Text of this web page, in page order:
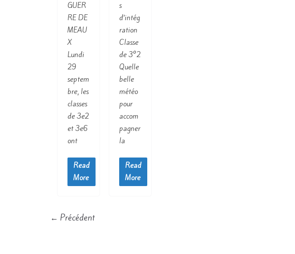
GUER
RE DE
MEAU
X
Lundi
29
septem
bre, les
classes
de 3e2
et 3e6
ont
Read
More
s
d’intég
ration
Classe
de 3°2
Quelle
belle
météo
pour
accom
pagner
la
Read
More
← Précédent